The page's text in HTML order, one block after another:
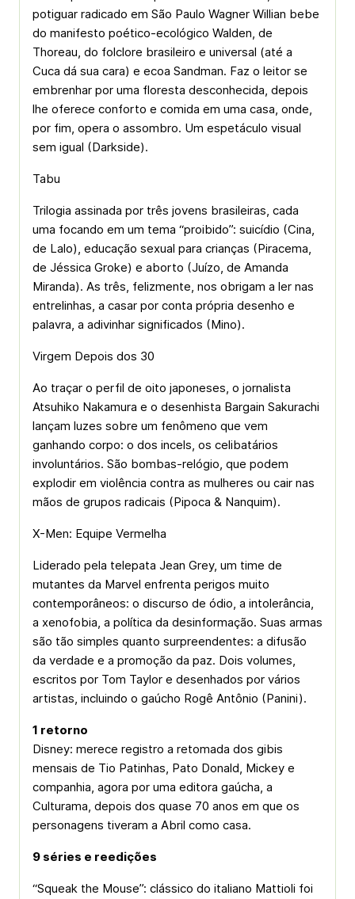
potiguar radicado em São Paulo Wagner Willian bebe
do manifesto poético-ecológico Walden, de
Thoreau, do folclore brasileiro e universal (até a
Cuca dá sua cara) e ecoa Sandman. Faz o leitor se
embrenhar por uma floresta desconhecida, depois
lhe oferece conforto e comida em uma casa, onde,
por fim, opera o assombro. Um espetáculo visual
sem igual (Darkside).
Tabu
Trilogia assinada por três jovens brasileiras, cada
uma focando em um tema “proibido”: suicídio (Cina,
de Lalo), educação sexual para crianças (Piracema,
de Jéssica Groke) e aborto (Juízo, de Amanda
Miranda). As três, felizmente, nos obrigam a ler nas
entrelinhas, a casar por conta própria desenho e
palavra, a adivinhar significados (Mino).
Virgem Depois dos 30
Ao traçar o perfil de oito japoneses, o jornalista
Atsuhiko Nakamura e o desenhista Bargain Sakurachi
lançam luzes sobre um fenômeno que vem
ganhando corpo: o dos incels, os celibatários
involuntários. São bombas-relógio, que podem
explodir em violência contra as mulheres ou cair nas
mãos de grupos radicais (Pipoca & Nanquim).
X-Men: Equipe Vermelha
Liderado pela telepata Jean Grey, um time de
mutantes da Marvel enfrenta perigos muito
contemporâneos: o discurso de ódio, a intolerância,
a xenofobia, a política da desinformação. Suas armas
são tão simples quanto surpreendentes: a difusão
da verdade e a promoção da paz. Dois volumes,
escritos por Tom Taylor e desenhados por vários
artistas, incluindo o gaúcho Rogê Antônio (Panini).
1 retorno
Disney: merece registro a retomada dos gibis
mensais de Tio Patinhas, Pato Donald, Mickey e
companhia, agora por uma editora gaúcha, a
Culturama, depois dos quase 70 anos em que os
personagens tiveram a Abril como casa.
9 séries e reedições
“Squeak the Mouse”: clássico do italiano Mattioli foi